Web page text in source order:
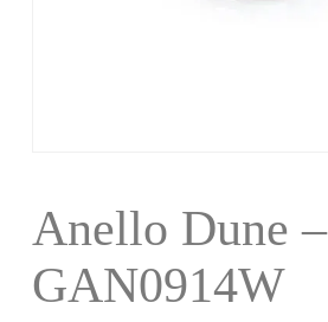
Anello Dune –
GAN0914W